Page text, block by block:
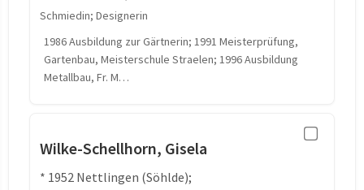
Schmiedin; Designerin
1986 Ausbildung zur Gärtnerin; 1991 Meisterprüfung,
Gartenbau, Meisterschule Straelen; 1996 Ausbildung
Metallbau, Fr. M…
Wilke-Schellhorn, Gisela
* 1952 Nettlingen (Söhlde);